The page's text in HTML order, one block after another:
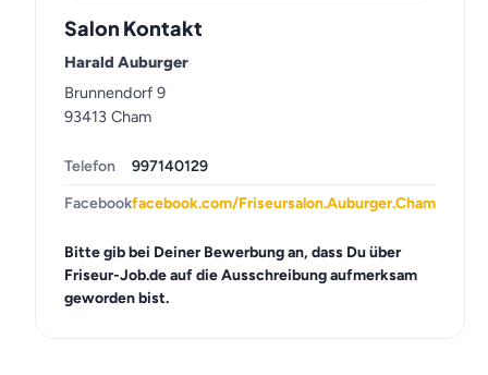
Salon Kontakt
Harald Auburger
Brunnendorf 9
93413 Cham
Telefon
997140129
Facebookfacebook.com/Friseursalon.Auburger.Cham
Bitte gib bei Deiner Bewerbung an, dass Du über
Friseur-Job.de auf die Ausschreibung aufmerksam
geworden bist.